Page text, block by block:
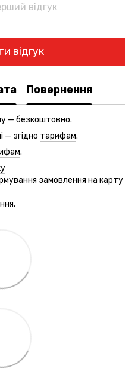
відгук
відгук
Повернення
— безкоштовно.
— згідно тарифам.
.
замовлення на карту